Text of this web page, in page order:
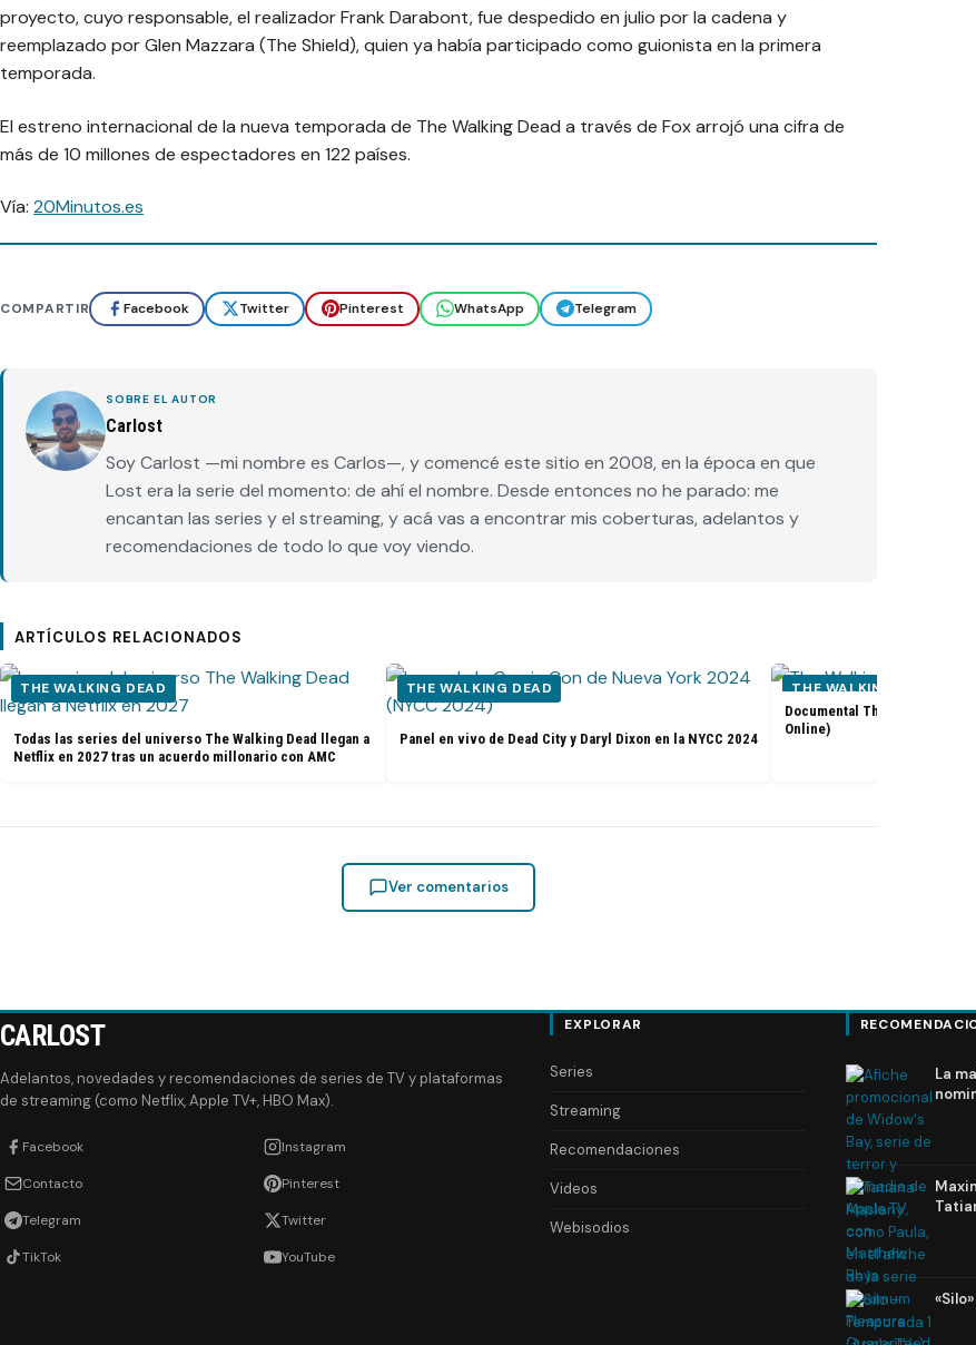
proyecto, cuyo responsable, el realizador Frank Darabont, fue despedido en julio por la cadena y
reemplazado por Glen Mazzara (The Shield), quien ya había participado como guionista en la primera
temporada.
El estreno internacional de la nueva temporada de The Walking Dead a través de Fox arrojó una cifra de
más de 10 millones de espectadores en 122 países.
Vía: 20Minutos.es
COMPARTIR Facebook Twitter Pinterest WhatsApp Telegram
SOBRE EL AUTOR
Carlost
Soy Carlost —mi nombre es Carlos—, y comencé este sitio en 2008, en la época en que
Lost era la serie del momento: de ahí el nombre. Desde entonces no he parado: me
encantan las series y el streaming, y acá vas a encontrar mis coberturas, adelantos y
recomendaciones de todo lo que voy viendo.
ARTÍCULOS RELACIONADOS
THE WALKING DEAD
Todas las series del universo The Walking Dead llegan a
Netflix en 2027 tras un acuerdo millonario con AMC
THE WALKING DEAD
Panel en vivo de Dead City y Daryl Dixon en la NYCC 2024
THE WALKING DEAD
Documental The Walking
Online)
Ver comentarios
CARLOST
Adelantos, novedades y recomendaciones de series de TV y plataformas
de streaming (como Netflix, Apple TV+, HBO Max).
Facebook Instagram
Contacto Pinterest
Telegram Twitter
TikTok YouTube
EXPLORAR
Series
Streaming
Recomendaciones
Videos
Webisodios
La